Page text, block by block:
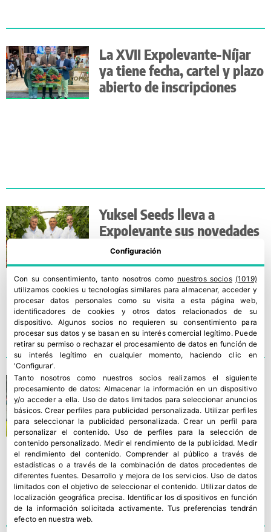
La XVII Expolevante-Níjar
ya tiene fecha, cartel y plazo
abierto de inscripciones
Yuksel Seeds lleva a
Expolevante sus novedades
de tomate con resistencia a
rugoso
CapGen Seeds presentará
sus últimas novedades en
Expolevante
Configuración
Con su consentimiento, tanto nosotros como nuestros socios (1019)
utilizamos cookies u tecnologías similares para almacenar, acceder y
procesar datos personales como su visita a esta página web,
identificadores de cookies y otros datos relacionados de su
dispositivo. Algunos socios no requieren su consentimiento para
procesar sus datos y se basan en su interés comercial legítimo. Puede
retirar su permiso o rechazar el procesamiento de datos en función de
su interés legítimo en cualquier momento, haciendo clic en
'Configurar'.
Tanto nosotros como nuestros socios realizamos el siguiente
procesamiento de datos: Almacenar la información en un dispositivo
y/o acceder a ella. Uso de datos limitados para seleccionar anuncios
básicos.Crear perfiles para publicidad personalizada. Utilizar perfiles
para seleccionar la publicidad personalizada.Crear un perfil para
personalizar el contenido. Uso de perfiles para la selección de
contenido personalizado. Medir el rendimiento de la publicidad. Medir
el rendimiento del contenido.Comprender al público a través de
estadísticas o a través de la combinación de datos procedentes de
diferentes fuentes. Desarrollo y mejora de los servicios. Uso de datos
limitados con el objetivo de seleccionar el contenido. Utilizar datos de
localización geográfica precisa. Identificar los dispositivos en función
de la información solicitada activamente. Tus preferencias tendrán
efecto en nuestra web.